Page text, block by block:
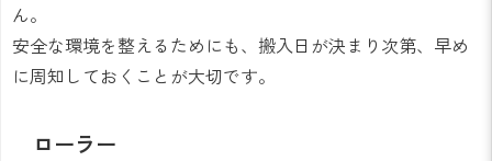
ん。
安全な環境を整えるためにも、搬入日が決まり次第、早め
に周知しておくことが大切です。
ローラー